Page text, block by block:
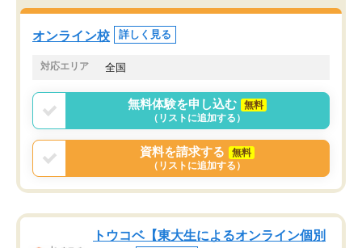
オンライン校 詳しく見る
対応エリア 全国
無料体験を申し込む
無料
（リストに追加する）
資料を請求する
無料
（リストに追加する）
トウコベ【東大生によるオンライン個別